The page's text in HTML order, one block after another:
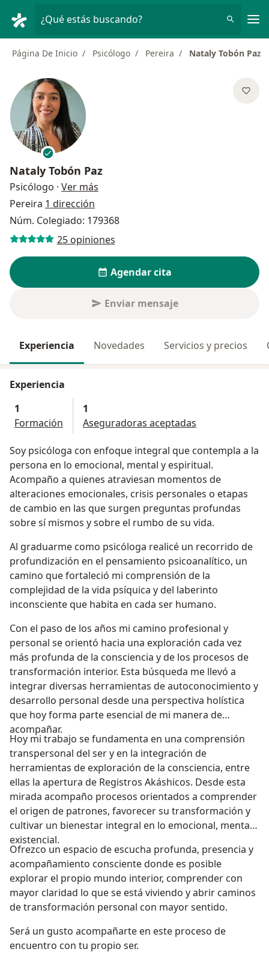
¿Qué estás buscando?
Página De Inicio Psicólogo Pereira Nataly Tobón Paz
Nataly Tobón Paz
Psicólogo · Ver más
Pereira 1 dirección
Núm. Colegiado: 179368
25 opiniones
Agendar cita
Enviar mensaje
Experiencia Novedades Servicios y precios
Experiencia
1
Formación
1
Aseguradoras aceptadas
Soy psicóloga con enfoque integral que contempla a la
persona en lo emocional, mental y espiritual.
Acompaño a quienes atraviesan momentos de
alteraciones emocionales, crisis personales o etapas
de cambio en las que surgen preguntas profundas
sobre sí mismos y sobre el rumbo de su vida.
Al graduarme como psicóloga realicé un recorrido de
profundización en el pensamiento psicoanalítico, un
camino que fortaleció mi comprensión de la
complejidad de la vida psíquica y del laberinto
inconsciente que habita en cada ser humano.
Con el paso de los años mi camino profesional y
personal se orientó hacia una exploración cada vez
más profunda de la consciencia y de los procesos de
transformación interior. Esta búsqueda me llevó a
integrar diversas herramientas de autoconocimiento y
desarrollo personal desde una perspectiva holística
que hoy forma parte esencial de mi manera de
acompañar.
Hoy mi trabajo se fundamenta en una comprensión
transpersonal del ser y en la integración de
herramientas de exploración de la consciencia, entre
ellas la apertura de Registros Akáshicos. Desde esta
mirada acompaño procesos orientados a comprender
el origen de patrones, favorecer su transformación y
cultivar un bienestar integral en lo emocional, mental y
existencial.
Ofrezco un espacio de escucha profunda, presencia y
acompañamiento consciente donde es posible
explorar el propio mundo interior, comprender con
mayor claridad lo que se está viviendo y abrir caminos
de transformación personal con mayor sentido.
Será un gusto acompañarte en este proceso de
encuentro con tu propio ser.